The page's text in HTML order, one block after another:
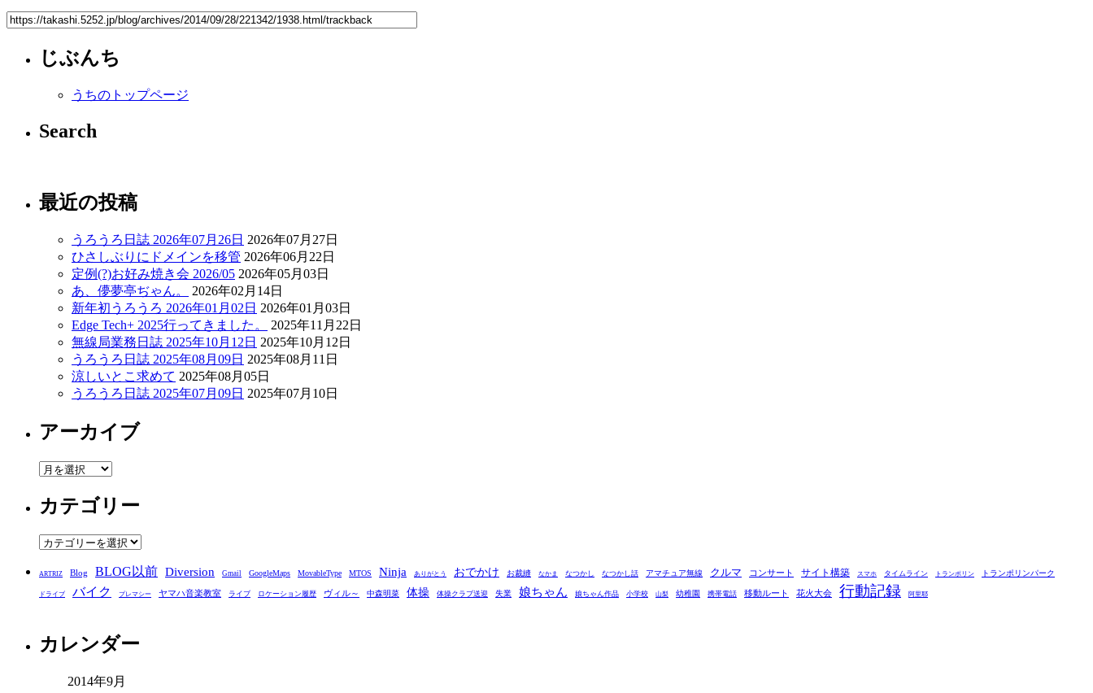
じぶんち
うちのトップページ
Search
最近の投稿
うろうろ日誌 2026年07月26日 2026年07月27日
ひさしぶりにドメインを移管 2026年06月22日
定例(?)お好み焼き会 2026/05 2026年05月03日
あ、儚夢亭ぢゃん。
2026年02月14日
新年初うろうろ 2026年01月02日 2026年01月03日
Edge Tech+ 2025行ってきました。
2025年11月22日
無線局業務日誌 2025年10月12日 2025年10月12日
うろうろ日誌 2025年08月09日 2025年08月11日
涼しいとこ求めて 2025年08月05日
うろうろ日誌 2025年07月09日 2025年07月10日
アーカイブ
ア
カ
イ
ブ
カテゴリー
カ
ゴ
リ
ARTRIZ Blog BLOG以前 Diversion Gmail GoogleMaps MovableType MTOS Ninja ありがとう おでかけ お裁縫 なかま なつかし なつかし話 アマチュア無線 クルマ コンサート サイト構築 スマホ タイムライン トランポリン トランポリンパーク
ドライブ バイク プレマシー ヤマハ音楽教室 ライブ ロケーション履歴 ヴィル～ 中森明菜 体操 体操クラブ送迎 失業 娘ちゃん 娘ちゃん作品 小学校 山梨 幼稚園 携帯電話 移動ルート 花火大会 行動記録 阿里耶
カレンダー
2014年9月